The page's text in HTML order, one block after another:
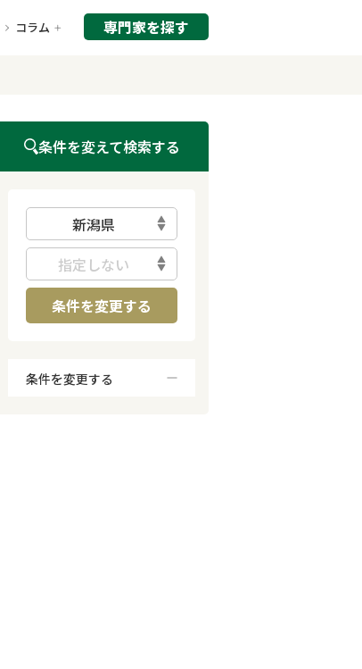
コラム 専門家を探す
条件を変えて検索する
新潟県
指定しない
条件を変更する
条件を変更する